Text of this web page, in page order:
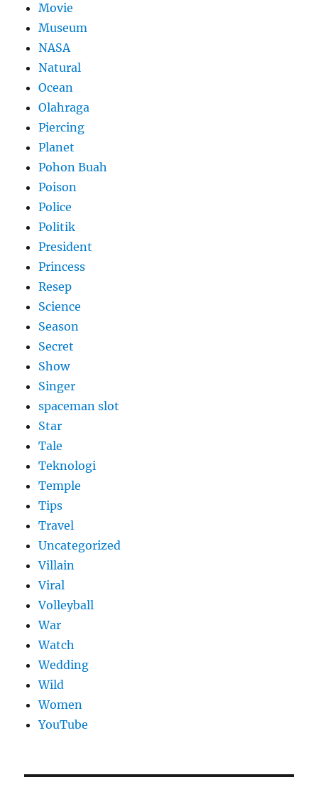
Movie
Museum
NASA
Natural
Ocean
Olahraga
Piercing
Planet
Pohon Buah
Poison
Police
Politik
President
Princess
Resep
Science
Season
Secret
Show
Singer
spaceman slot
Star
Tale
Teknologi
Temple
Tips
Travel
Uncategorized
Villain
Viral
Volleyball
War
Watch
Wedding
Wild
Women
YouTube